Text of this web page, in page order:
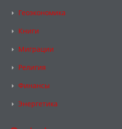
Геоэкономика
Книги
Миграции
Религия
Финансы
Энергетика